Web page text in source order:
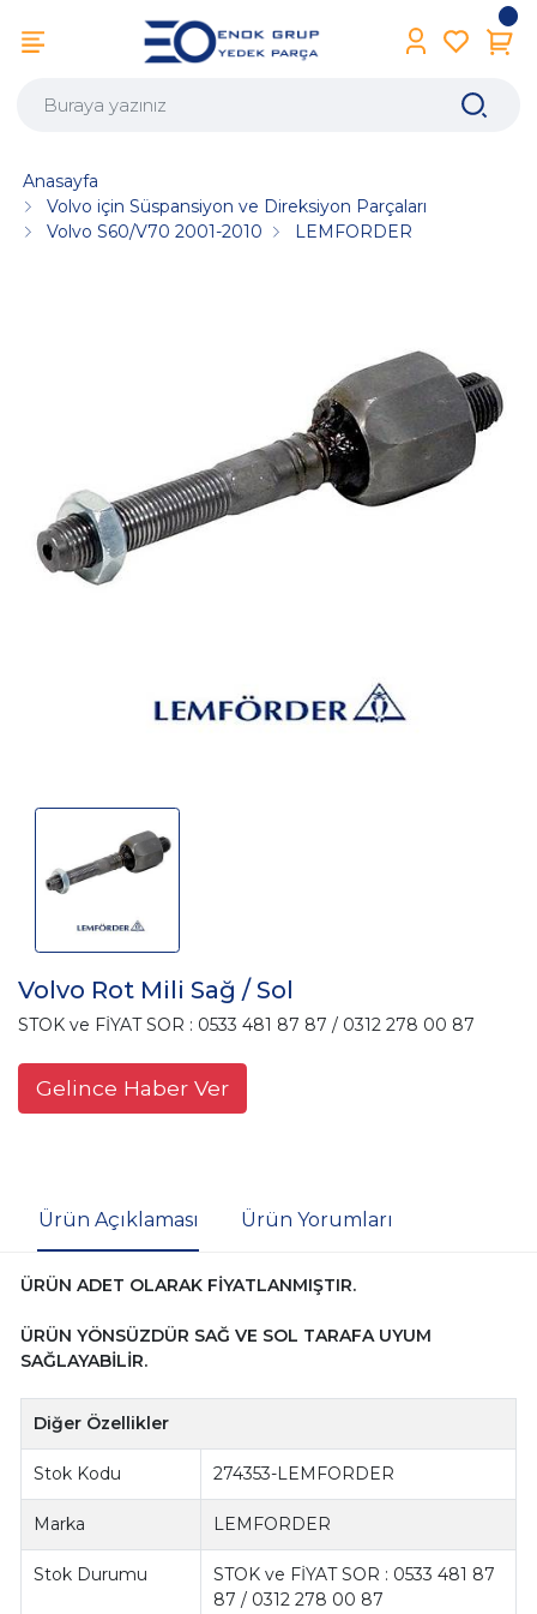
Anasayfa
Volvo için Süspansiyon ve Direksiyon Parçaları
Volvo S60/V70 2001-2010
LEMFORDER
Volvo Rot Mili Sağ / Sol
STOK ve FİYAT SOR : 0533 481 87 87 / 0312 278 00 87
Gelince Haber Ver
Ürün Açıklaması Ürün Yorumları
ÜRÜN ADET OLARAK FİYATLANMIŞTIR.
ÜRÜN YÖNSÜZDÜR SAĞ VE SOL TARAFA UYUM
SAĞLAYABİLİR.
Diğer Özellikler
Stok Kodu 274353-LEMFORDER
Marka LEMFORDER
Stok Durumu
STOK ve FİYAT SOR : 0533 481 87
87 / 0312 278 00 87